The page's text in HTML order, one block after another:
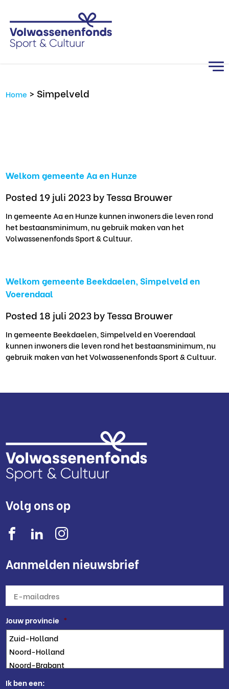
Home > Simpelveld
Welkom gemeente Aa en Hunze
Posted 19 juli 2023by Tessa Brouwer
In gemeente Aa en Hunze kunnen inwoners die leven rond
het bestaansminimum, nu gebruik maken van het
Volwassenenfonds Sport & Cultuur.
Welkom gemeente Beekdaelen, Simpelveld en
Voerendaal
Posted 18 juli 2023by Tessa Brouwer
In gemeente Beekdaelen, Simpelveld en Voerendaal
kunnen inwoners die leven rond het bestaansminimum, nu
gebruik maken van het Volwassenenfonds Sport & Cultuur.
Volg ons op
Aanmelden nieuwsbrief
mailadres *
Jouw provincie *
Ik ben een: